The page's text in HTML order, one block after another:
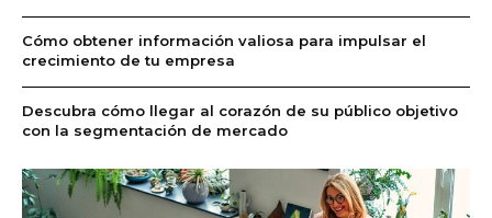
Cómo obtener información valiosa para impulsar el
crecimiento de tu empresa
Descubra cómo llegar al corazón de su público objetivo
con la segmentación de mercado